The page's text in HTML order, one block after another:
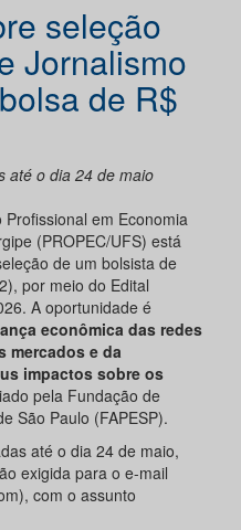
seleção
Jornalismo
de R$
até o dia 24 de maio
em Economia
(PROPEC/UFS) está
de um bolsista de
por meio do Edital
A oportunidade é
econômica das redes
mercados e da
impactos sobre os
pela Fundação de
São Paulo (FAPESP).
até o dia 24 de maio,
exigida para o e-mail
com o assunto